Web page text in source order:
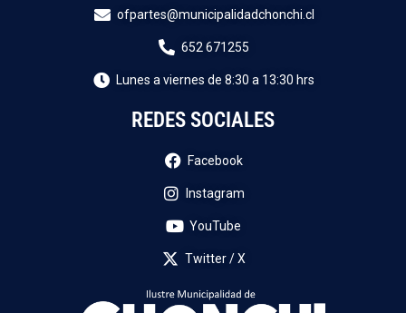
ofpartes@municipalidadchonchi.cl
652 671255
Lunes a viernes de 8:30 a 13:30 hrs
REDES SOCIALES
Facebook
Instagram
YouTube
Twitter / X